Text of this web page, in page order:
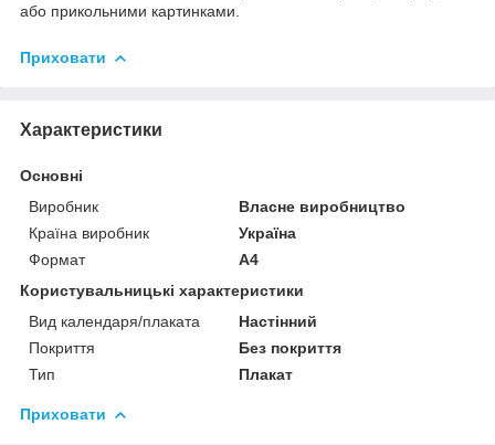
або прикольними картинками.
Приховати
Характеристики
Основні
Виробник
Власне виробництво
Країна виробник
Україна
Формат
A4
Користувальницькі характеристики
Вид календаря/плаката
Настінний
Покриття
Без покриття
Тип
Плакат
Приховати